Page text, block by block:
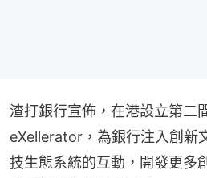
渣打銀行宣佈，在港設立第二
eXellerator，為銀行注入創新
技生態系統的互動，開發更多